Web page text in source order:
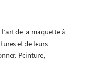
de la maquette à
et de leurs
Peinture,